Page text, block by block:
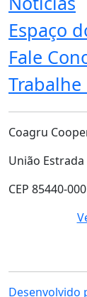
Espaço
Fale
Trabalhe
Coagru
União
CEP 85440-
Desenvolvido